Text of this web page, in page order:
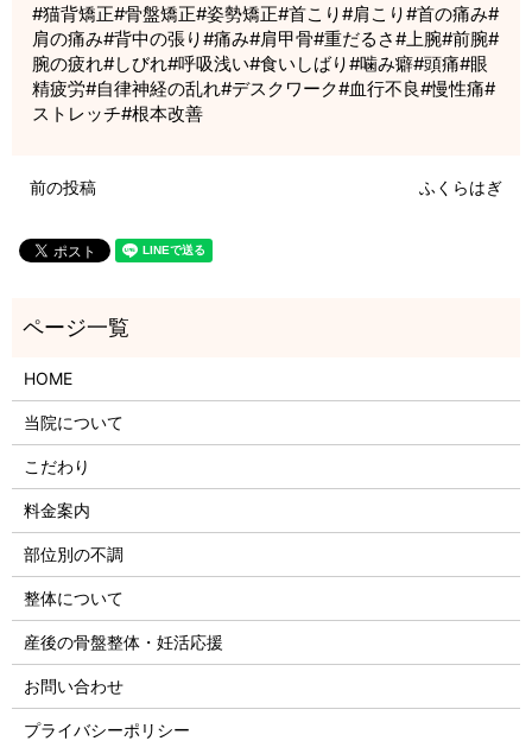
#猫背矯正#骨盤矯正#姿勢矯正#首こり#肩こり#首の痛み#
肩の痛み#背中の張り#痛み#肩甲骨#重だるさ#上腕#前腕#
腕の疲れ#しびれ#呼吸浅い#食いしばり#噛み癖#頭痛#眼
精疲労#自律神経の乱れ#デスクワーク#血行不良#慢性痛#
ストレッチ#根本改善
前の投稿 ふくらはぎ
HOME
当院について
こだわり
料金案内
部位別の不調
整体について
産後の骨盤整体・妊活応援
お問い合わせ
プライバシーポリシー